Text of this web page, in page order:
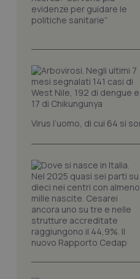
Virus l’uomo, di cui 64 si